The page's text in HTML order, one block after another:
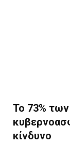
Το 73%
κίνδυνο